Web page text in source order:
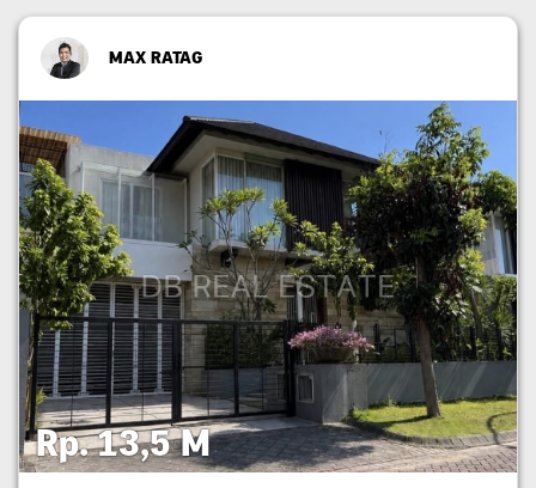
MAX RATAG
Rp. 13,5 M